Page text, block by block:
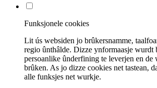
Funksjonele cookies
Lit ús websiden jo brûkersnamme,
regio ûnthâlde. Dizze ynformaasje wurdt
persoanlike ûnderfining te leverjen en de
brûken. As jo ​​dizze cookies net tastean,
alle funksjes net wurkje.